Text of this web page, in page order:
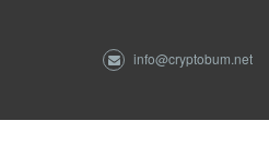
info@cryptobum.net